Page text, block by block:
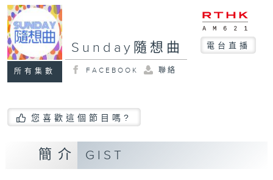
所有集數
Sunday隨想曲 電台直播
FACEBOOK 聯絡
您喜歡這個節目嗎?
簡介 GIST